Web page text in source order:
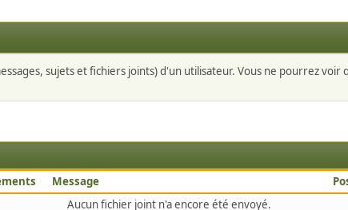
sujets et fichiers joints) d'un utilisateur. Vous ne pourrez voir
Message
Aucun fichier joint n'a encore été envoyé.